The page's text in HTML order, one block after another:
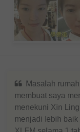
Masalah
membuat saya
menekuni Xin
menjadi lebih